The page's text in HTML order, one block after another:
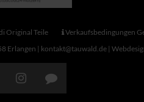
Original Teile Verkaufsbedingungen
Erlangen | kontakt@tauwald.de |